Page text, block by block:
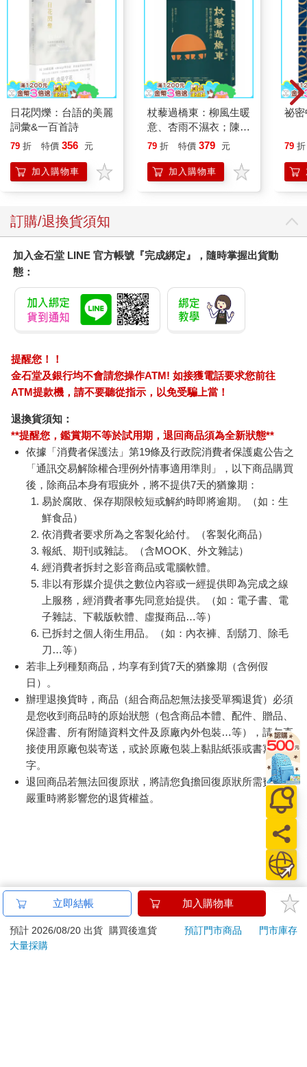
日花閃爍：台語的美麗
詞彙&一百首詩
79 折 特價 356 元
加入購物車
杖藜過橋東：柳風生暖
意、杏雨不濕衣；陳亮
恭談以心轉境的適齡漫
79 折 特價 379 元
加入購物車
祕
79 折
訂購/退換貨須知
加入金石堂 LINE 官方帳號『完成綁定』，隨時掌握出貨動
態：
提醒您！！
金石堂及銀行均不會請您操作ATM! 如接獲電話要求您前往
ATM提款機，請不要聽從指示，以免受騙上當！
退換貨須知：
**提醒您，鑑賞期不等於試用期，退回商品須為全新狀態**
依據「消費者保護法」第19條及行政院消費者保護處公告之
「通訊交易解除權合理例外情事適用準則」，以下商品購買
後，除商品本身有瑕疵外，將不提供7天的猶豫期：
易於腐敗、保存期限較短或解約時即將逾期。（如：生
鮮食品）
依消費者要求所為之客製化給付。（客製化商品）
報紙、期刊或雜誌。（含MOOK、外文雜誌）
經消費者拆封之影音商品或電腦軟體。
非以有形媒介提供之數位內容或一經提供即為完成之線
上服務，經消費者事先同意始提供。（如：電子書、電
子雜誌、下載版軟體、虛擬商品…等）
已拆封之個人衛生用品。（如：內衣褲、刮鬍刀、除毛
刀…等）
若非上列種類商品，均享有到貨7天的猶豫期（含例假
日）。
辦理退換貨時，商品（組合商品恕無法接受單獨退貨）必須
是您收到商品時的原始狀態（包含商品本體、配件、贈品、
保證書、所有附隨資料文件及原廠內外包裝…等），請勿直
接使用原廠包裝寄送，或於原廠包裝上黏貼紙張或書寫文
字。
退回商品若無法回復原狀，將請您負擔回復原狀所需費用，
嚴重時將影響您的退貨權益。
立即結帳 加入購物車
預計 2026/08/20 出貨 購買後進貨 預訂門市商品
門市庫存
大量採購